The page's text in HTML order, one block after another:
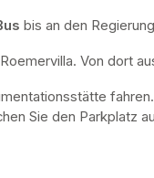
bis an den
Von dort
Sie den Parkplatz